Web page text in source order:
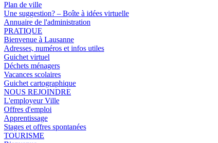
Plan de ville
Une suggestion? – Boîte à idées virtuelle
Annuaire de l'administration
PRATIQUE
Bienvenue à Lausanne
Adresses, numéros et infos utiles
Guichet virtuel
Déchets ménagers
Vacances scolaires
Guichet cartographique
NOUS REJOINDRE
L'employeur Ville
Offres d'emploi
Apprentissage
Stages et offres spontanées
TOURISME